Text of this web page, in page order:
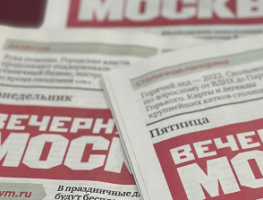
содержится много различных
что нельзя лечить простуду
в борьбе с
лечением, заключила